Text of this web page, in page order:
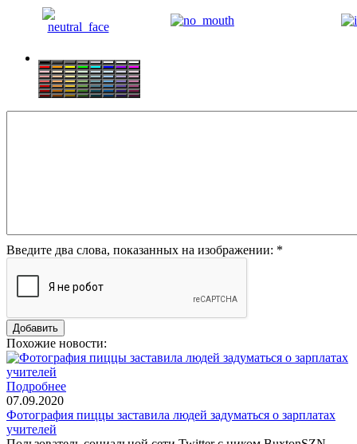
Введите два слова, показанных на изображении: *
Похожие новости:
Подробнее
07.09.2020
Фотография пиццы заставила людей задуматься о зарплатах
учителей